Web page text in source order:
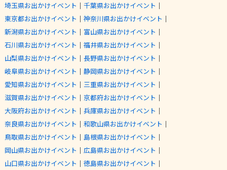
埼玉県お出かけイベント ｜ 千葉県お出かけイベント ｜
東京都お出かけイベント ｜ 神奈川県お出かけイベント ｜
新潟県お出かけイベント ｜ 富山県お出かけイベント ｜
石川県お出かけイベント ｜ 福井県お出かけイベント ｜
山梨県お出かけイベント ｜ 長野県お出かけイベント ｜
岐阜県お出かけイベント ｜ 静岡県お出かけイベント ｜
愛知県お出かけイベント ｜ 三重県お出かけイベント ｜
滋賀県お出かけイベント ｜ 京都府お出かけイベント ｜
大阪府お出かけイベント ｜ 兵庫県お出かけイベント ｜
奈良県お出かけイベント ｜ 和歌山県お出かけイベント ｜
鳥取県お出かけイベント ｜ 島根県お出かけイベント ｜
岡山県お出かけイベント ｜ 広島県お出かけイベント ｜
山口県お出かけイベント ｜ 徳島県お出かけイベント ｜